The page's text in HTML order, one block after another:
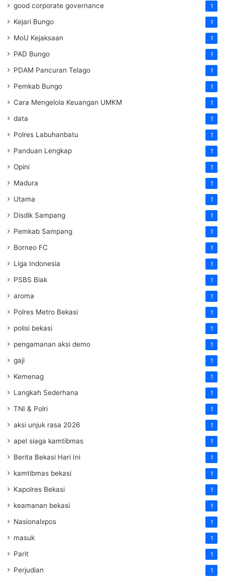
good corporate governance 1
Kejari Bungo 1
MoU Kejaksaan 1
PAD Bungo 1
PDAM Pancuran Telago 1
Pemkab Bungo 1
Cara Mengelola Keuangan UMKM 1
data 1
Polres Labuhanbatu 1
Panduan Lengkap 1
Opini 1
Madura 1
Utama 1
Disdik Sampang 1
Pemkab Sampang 1
Borneo FC 1
Liga Indonesia 1
PSBS Biak 1
aroma 1
Polres Metro Bekasi 1
polisi bekasi 1
pengamanan aksi demo 1
gaji 1
Kemenag 1
Langkah Sederhana 1
TNI & Polri 1
aksi unjuk rasa 2026 1
apel siaga kamtibmas 1
Berita Bekasi Hari Ini 1
kamtibmas bekasi 1
Kapolres Bekasi 1
keamanan bekasi 1
Nasionalxpos 1
masuk 1
Parit 1
Perjudian 1